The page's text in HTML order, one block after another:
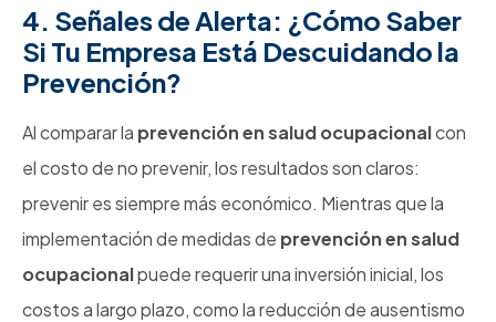
4. Señales de Alerta: ¿Cómo Saber
Si Tu Empresa Está Descuidando la
Prevención?
Al comparar la prevención en salud ocupacionalcon
el costo de no prevenir, los resultados son claros:
prevenir es siempre más económico. Mientras que la
implementación de medidas de prevención en salud
ocupacionalpuede requerir una inversión inicial, los
costos a largo plazo, como la reducción de ausentismo